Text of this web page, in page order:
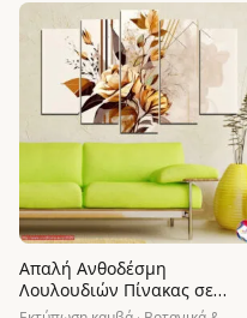
♡
Απαλή Ανθοδέσμη
Λουλουδιών Πίνακας σε
Καμβά 5 Τεμαχίων